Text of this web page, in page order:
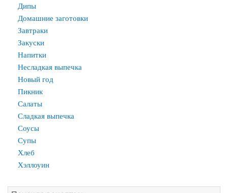
Дипы
Домашние заготовки
Завтраки
Закуски
Напитки
Несладкая выпечка
Новый год
Пикник
Салаты
Сладкая выпечка
Соусы
Супы
Хлеб
Хэллоуин